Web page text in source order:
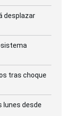
desplazar
tras choque
lunes desde